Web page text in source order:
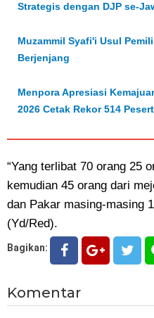
Strategis dengan DJP se-
Muzammil Syafi'i Usul
Berjenjang
Menpora Apresiasi
2026 Cetak Rekor 514
“Yang terlibat 70 orang 25
kemudian 45 orang dari
dan Pakar masing-masing
(Yd/Red).
Bagikan:
Komentar